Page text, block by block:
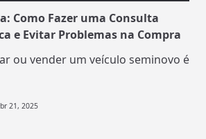
Como Fazer uma Consulta
e Evitar Problemas na Compra
ou vender um veículo seminovo é
21, 2025